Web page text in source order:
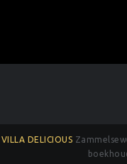
VILLA DELICIOUS